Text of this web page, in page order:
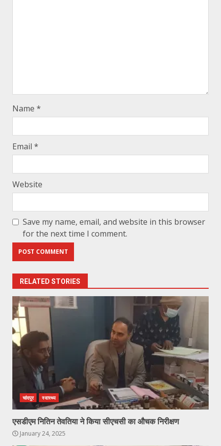
Name *
Email *
Website
Save my name, email, and website in this browser
for the next time I comment.
RELATED STORIES
चांदपुर स्वास्थ्य
एसडीएम नितिन तेवतिया ने किया सीएचसी का औचक निरीक्षण
January 24, 2025